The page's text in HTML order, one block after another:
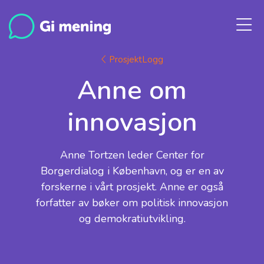
ProsjektLogg
Anne om
innovasjon
Anne Tortzen leder Center for
Borgerdialog i København, og er en av
forskerne i vårt prosjekt. Anne er også
forfatter av bøker om politisk innovasjon
og demokratiutvikling.